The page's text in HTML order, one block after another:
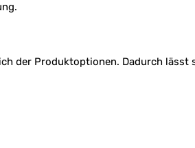
der Produktoptionen. Dadurch lässt